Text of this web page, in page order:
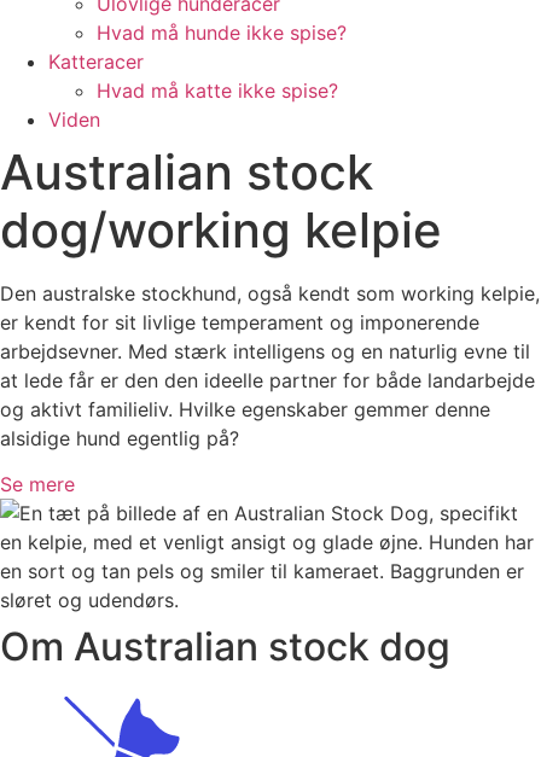
Hvad må hunde ikke spise?
Katteracer
Hvad må katte ikke spise?
Viden
Australian stock
dog/working kelpie
Den australske stockhund, også kendt som working kelpie,
er kendt for sit livlige temperament og imponerende
arbejdsevner. Med stærk intelligens og en naturlig evne til
at lede får er den den ideelle partner for både landarbejde
og aktivt familieliv. Hvilke egenskaber gemmer denne
alsidige hund egentlig på?
Se mere
Om Australian stock dog